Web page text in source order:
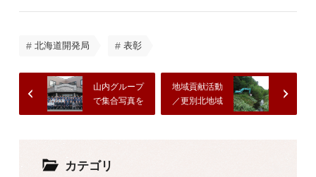
北海道開発局 表彰
地域貢献活動
／更別北地域
資源守り隊が
山内グループ
で集合写真を
撮りました。
カテゴリ